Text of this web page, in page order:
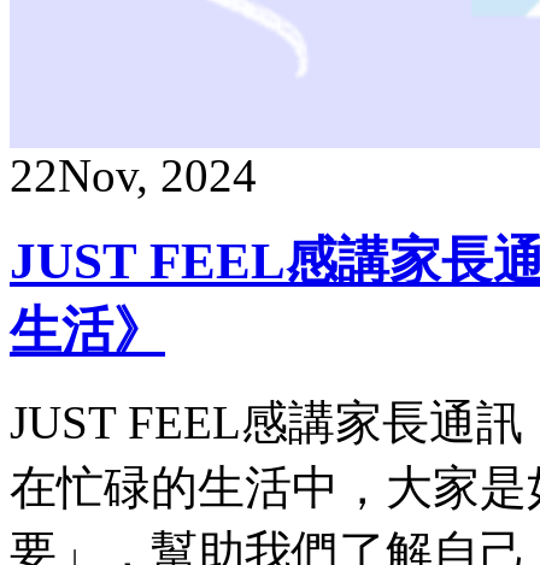
22Nov, 2024
JUST FEEL感講家長
生活》
JUST FEEL感講家長通
在忙碌的生活中，大家
要」，幫助我們了解自